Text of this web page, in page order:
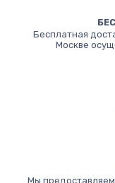
Бесплатная
Москве
Мы предоставляем